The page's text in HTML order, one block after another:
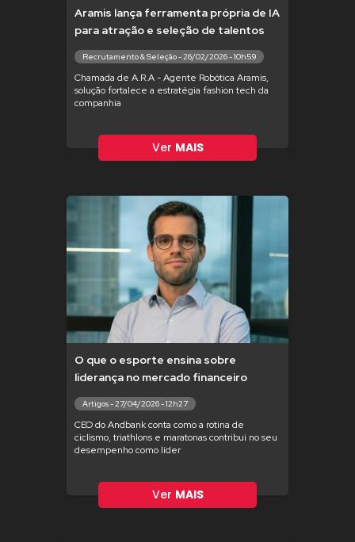
Aramis lança ferramenta própria de IA
para atração e seleção de talentos
Recrutamento & Seleção - 26/02/2026 - 10h59
Chamada de A.R.A - Agente Robótica Aramis,
solução fortalece a estratégia fashion tech da
companhia
Ver MAIS
O que o esporte ensina sobre
liderança no mercado financeiro
Artigos - 27/04/2026 - 12h27
CEO do Andbank conta como a rotina de
ciclismo, triathlons e maratonas contribui no seu
desempenho como líder
Ver MAIS